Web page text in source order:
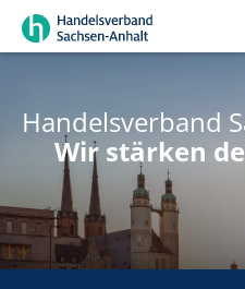
Handelsverband
Wir stärken